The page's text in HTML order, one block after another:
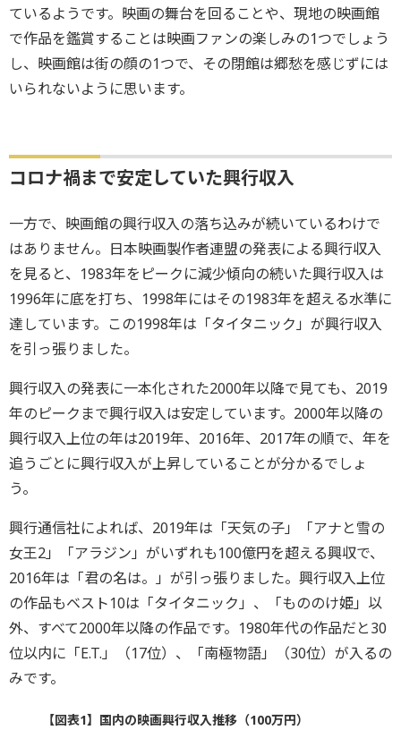
ているようです。映画の舞台を回ることや、現地の映画館
で作品を鑑賞することは映画ファンの楽しみの1つでしょう
し、映画館は街の顔の1つで、その閉館は郷愁を感じずには
いられないように思います。
コロナ禍まで安定していた興行収入
一方で、映画館の興行収入の落ち込みが続いているわけで
はありません。日本映画製作者連盟の発表による興行収入
を見ると、1983年をピークに減少傾向の続いた興行収入は
1996年に底を打ち、1998年にはその1983年を超える水準に
達しています。この1998年は「タイタニック」が興行収入
を引っ張りました。
興行収入の発表に一本化された2000年以降で見ても、2019
年のピークまで興行収入は安定しています。2000年以降の
興行収入上位の年は2019年、2016年、2017年の順で、年を
追うごとに興行収入が上昇していることが分かるでしょ
う。
興行通信社によれば、2019年は「天気の子」「アナと雪の
女王2」「アラジン」がいずれも100億円を超える興収で、
2016年は「君の名は。」が引っ張りました。興行収入上位
の作品もベスト10は「タイタニック」、「もののけ姫」以
外、すべて2000年以降の作品です。1980年代の作品だと30
位以内に「E.T.」（17位）、「南極物語」（30位）が入るの
みです。
【図表1】国内の映画興行収入推移（100万円）